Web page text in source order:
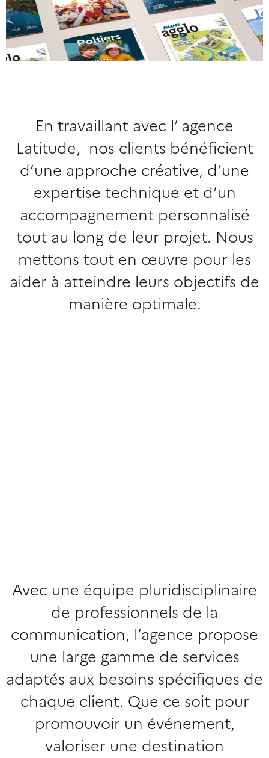
En travaillant avec l’ agence
Latitude, nos clients bénéficient
d’une approche créative, d’une
expertise technique et d’un
accompagnement personnalisé
tout au long de leur projet. Nous
mettons tout en œuvre pour les
aider à atteindre leurs objectifs de
manière optimale.
Avec une équipe pluridisciplinaire
de professionnels de la
communication, l’agence propose
une large gamme de services
adaptés aux besoins spécifiques de
chaque client. Que ce soit pour
promouvoir un événement,
valoriser une destination